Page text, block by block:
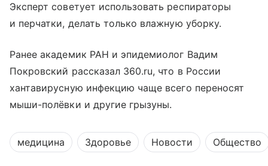
Эксперт советует использовать респираторы
и перчатки, делать только влажную уборку.
Ранее академик РАН и эпидемиолог Вадим
Покровский рассказал 360.ru, что в России
хантавирусную инфекцию чаще всего переносят
мыши-полёвки и другие грызуны.
медицина Здоровье Новости Общество